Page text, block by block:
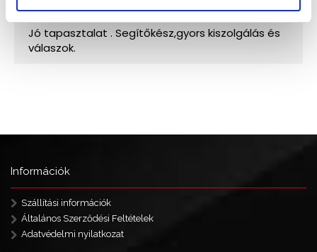
Információk
Szállítási információk
Általános Szerződési Feltételek
Adatvédelmi nyilatkozat